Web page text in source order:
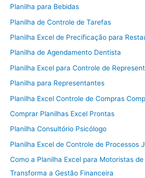
Planilha para Bebidas
Planilha de Controle de Tarefas
Planilha Excel de Precificação para
Planilha de Agendamento Dentista
Planilha Excel para Controle de
Planilha para Representantes
Planilha Excel Controle de Compras
Comprar Planilhas Excel Prontas
Planilha Consultório Psicólogo
Planilha Excel de Controle de Processos
Como a Planilha Excel para Motoristas
Transforma a Gestão Financeira